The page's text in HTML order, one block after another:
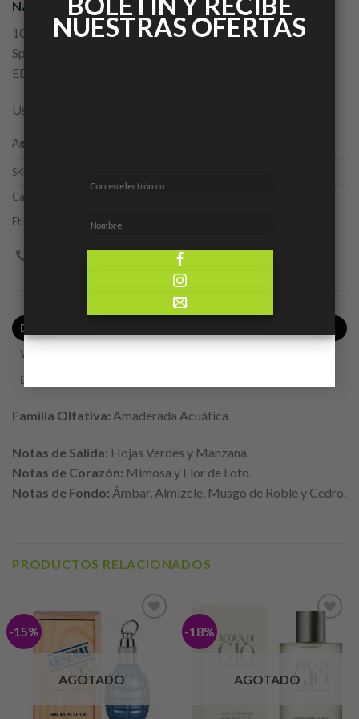
NUESTRAS OFERTAS
Nautica
100ML
Spray
EDT
Uso casual
Agotado
SKU:
Categorías:
Etiqueta:
DESCRIPCIÓN
VALORACIONES (0)
ENVÍO
Familia Olfativa: Amaderada Acuática
Notas de Salida: Hojas Verdes y Manzana.
Notas de Corazón: Mimosa y Flor de Loto.
Notas de Fondo: Ámbar, Almizcle, Musgo de Roble y Cedro.
PRODUCTOS RELACIONADOS
-15%
Añadir
AGOTADO
-18%
a lista
AGOTADO